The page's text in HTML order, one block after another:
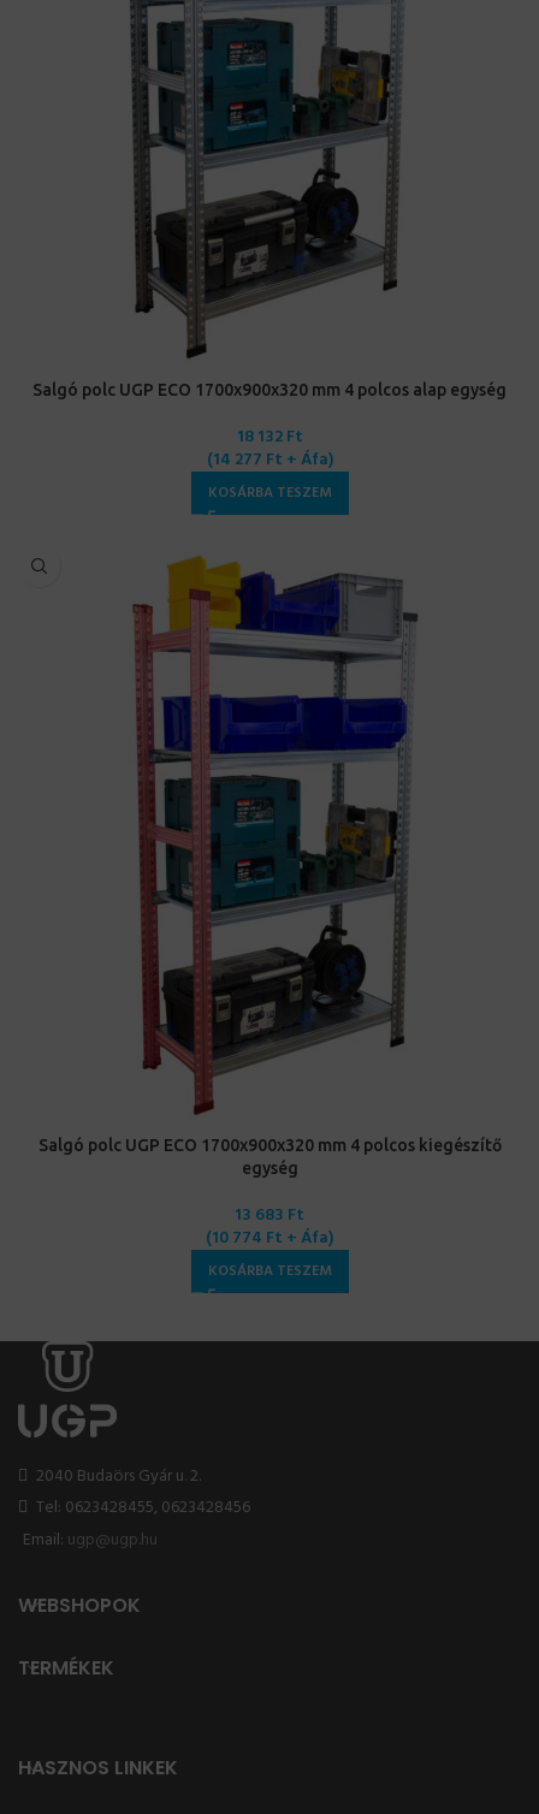
Salgó polc UGP ECO 1700x900x320 mm 4 polcos alap egység
18 132Ft
(14 277 Ft + Áfa)
KOSÁRBA TESZEM
Salgó polc UGP ECO 1700x900x320 mm 4 polcos kiegészítő
egység
13 683 Ft
(10 774 Ft + Áfa)
KOSÁRBA TESZEM
2040 Budaörs Gyár u. 2.
Tel: 0623428455, 0623428456
Email: ugp@ugp.hu
WEBSHOPOK
TERMÉKEK
HASZNOS LINKEK